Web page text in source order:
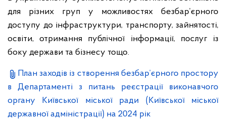
для різних груп у можливостях безбар’єрного
доступу до інфраструктури, транспорту, зайнятості,
освіти, отримання публічної інформації, послуг із
боку держави та бізнесу тощо.
План заходів із створення безбар’єрного простору
в Департаменті з питань реєстрації виконавчого
органу Київської міської ради (Київської міської
державної адміністрації) на 2024 рік